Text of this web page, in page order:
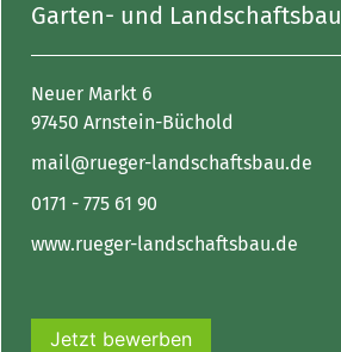
Garten- und Landschaftsbau
Neuer Markt 6
97450 Arnstein-Büchold
mail@rueger-landschaftsbau.de
0171 - 775 61 90
www.rueger-landschaftsbau.de
Jetzt bewerben